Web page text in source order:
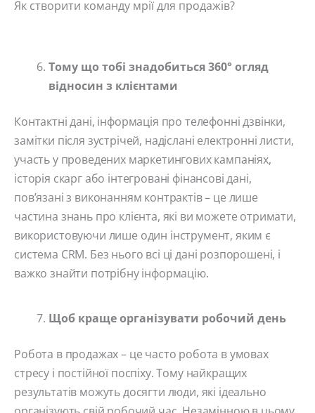
Як створити команду мрії для продажів?
Тому що тобі знадобиться 360° огляд
відносин з клієнтами
Контактні дані, інформація про телефонні дзвінки,
замітки після зустрічей, надіслані електронні листи,
участь у проведених маркетингових кампаніях,
історія скарг або інтегровані фінансові дані,
пов’язані з виконанням контрактів – це лише
частина знань про клієнта, які ви можете отримати,
використовуючи лише один інструмент, яким є
система CRM. Без нього всі ці дані розпорошені, і
важко знайти потрібну інформацію.
Щоб краще організувати робочий день
Робота в продажах – це часто робота в умовах
стресу і постійної поспіху. Тому найкращих
результатів можуть досягти люди, які ідеально